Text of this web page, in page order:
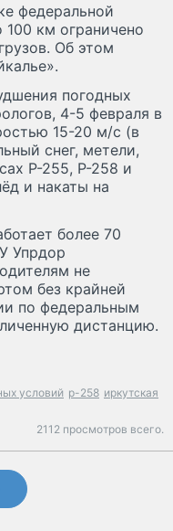
федеральной
км ограничено
Об этом
погодных
4-5 февраля в
15-20 м/с (в
снег, метели,
Р-255, Р-258 и
и накаты на
более 70
Упрдор
не
без крайней
по федеральным
дистанцию.
условий р-258 иркутская
2112 просмотров всего.